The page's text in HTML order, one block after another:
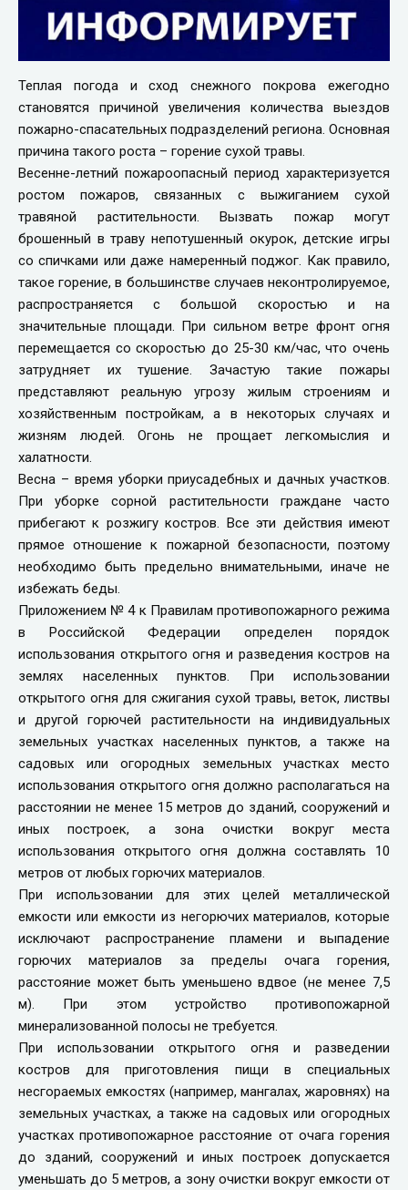
Теплая погода и сход снежного покрова ежегодно
становятся причиной увеличения количества выездов
пожарно-спасательных подразделений региона. Основная
причина такого роста – горение сухой травы.
Весенне-летний пожароопасный период характеризуется
ростом пожаров, связанных с выжиганием сухой
травяной растительности. Вызвать пожар могут
брошенный в траву непотушенный окурок, детские игры
со спичками или даже намеренный поджог. Как правило,
такое горение, в большинстве случаев неконтролируемое,
распространяется с большой скоростью и на
значительные площади. При сильном ветре фронт огня
перемещается со скоростью до 25-30 км/час, что очень
затрудняет их тушение. Зачастую такие пожары
представляют реальную угрозу жилым строениям и
хозяйственным постройкам, а в некоторых случаях и
жизням людей. Огонь не прощает легкомыслия и
халатности.
Весна – время уборки приусадебных и дачных участков.
При уборке сорной растительности граждане часто
прибегают к розжигу костров. Все эти действия имеют
прямое отношение к пожарной безопасности, поэтому
необходимо быть предельно внимательными, иначе не
избежать беды.
Приложением № 4 к Правилам противопожарного режима
в Российской Федерации определен порядок
использования открытого огня и разведения костров на
землях населенных пунктов. При использовании
открытого огня для сжигания сухой травы, веток, листвы
и другой горючей растительности на индивидуальных
земельных участках населенных пунктов, а также на
садовых или огородных земельных участках место
использования открытого огня должно располагаться на
расстоянии не менее 15 метров до зданий, сооружений и
иных построек, а зона очистки вокруг места
использования открытого огня должна составлять 10
метров от любых горючих материалов.
При использовании для этих целей металлической
емкости или емкости из негорючих материалов, которые
исключают распространение пламени и выпадение
горючих материалов за пределы очага горения,
расстояние может быть уменьшено вдвое (не менее 7,5
м). При этом устройство противопожарной
минерализованной полосы не требуется.
При использовании открытого огня и разведении
костров для приготовления пищи в специальных
несгораемых емкостях (например, мангалах, жаровнях) на
земельных участках, а также на садовых или огородных
участках противопожарное расстояние от очага горения
до зданий, сооружений и иных построек допускается
уменьшать до 5 метров, а зону очистки вокруг емкости от